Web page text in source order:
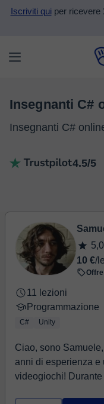
Iscriviti quiper ricevere
Insegnanti C#
Insegnanti C#
4.5/5
5,0
10 €/
11 lezioni
Programmazione
C# Unity
Ciao, sono
anni di esperienza e